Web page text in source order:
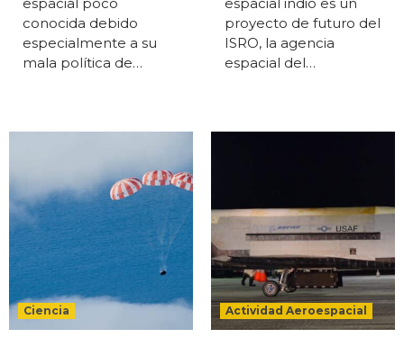
conocida debido
especialmente a su
mala política de…
proyecto de futuro del
ISRO, la agencia
espacial del…
Ciencia Actividad Aeroespacial